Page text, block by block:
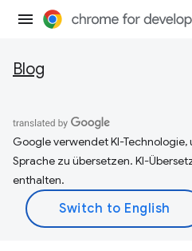
Blog
Google verwendet KI-
Sprache zu übersetzen. KI-
enthalten.